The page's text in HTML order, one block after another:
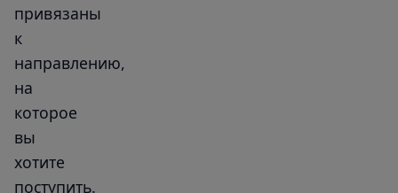
привязаны
к
направлению,
на
которое
вы
хотите
поступить.